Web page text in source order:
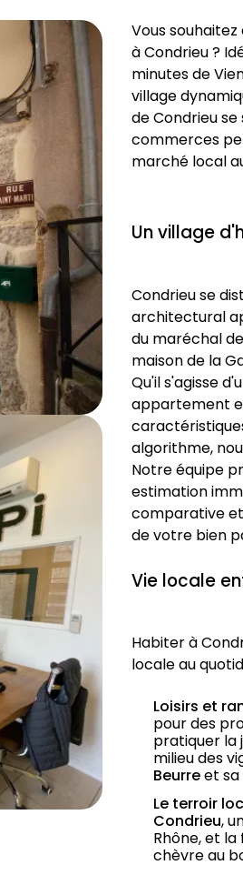
Vous
à Condrieu ?
minutes de
village
de Condrieu
commerces
marché local
Un village
Condrieu se
architectural
du maréchal
maison de la
Qu'il s'agisse
appartement
algorithme,
Notre équipe
estimation
comparative
de votre bien
Vie locale
Habiter à
locale au
Loisirs et
pour des
pratiquer la
milieu des
Beurre et sa
Le terroir
Condrieu,
Rhône, et
chèvre au